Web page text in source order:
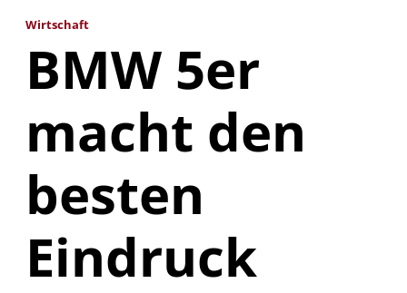
Wirtschaft
BMW 5er
macht den
besten
Eindruck